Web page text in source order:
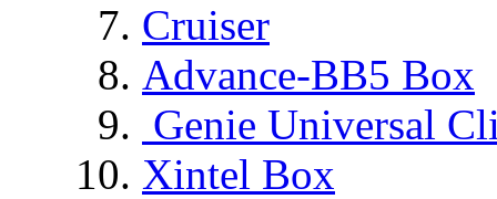
Cruiser
Advance-BB5 Box
Genie Universal
Xintel Box